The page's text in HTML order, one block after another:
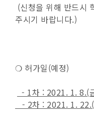
(신청을 위해 반드시
주시기 바랍니다.)
❍ 허가일(예정)
- 1차 : 2021. 1. 8.(
- 2차 : 2021. 1.